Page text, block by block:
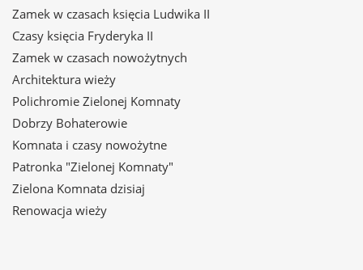
Zamek w czasach księcia Ludwika II
Czasy księcia Fryderyka II
Zamek w czasach nowożytnych
Architektura wieży
Polichromie Zielonej Komnaty
Dobrzy Bohaterowie
Komnata i czasy nowożytne
Patronka "Zielonej Komnaty"
Zielona Komnata dzisiaj
Renowacja wieży